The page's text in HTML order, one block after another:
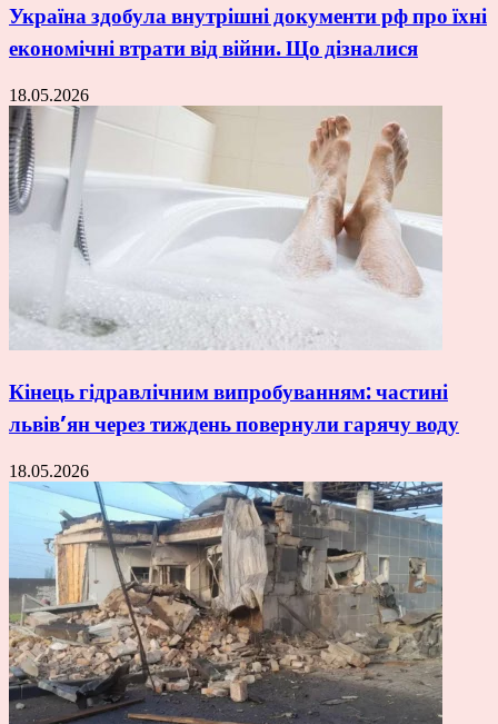
Україна здобула внутрішні документи рф про їхні
економічні втрати від війни. Що дізналися
18.05.2026
Кінець гідравлічним випробуванням: частині
львів’ян через тиждень повернули гарячу воду
18.05.2026